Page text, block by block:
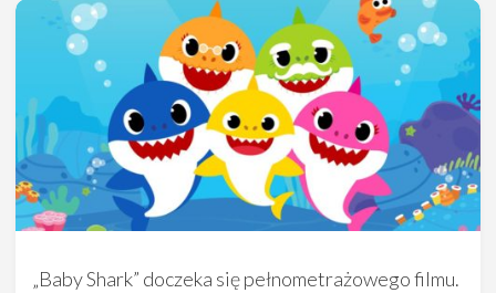
„Baby Shark” doczeka się pełnometrażowego filmu.